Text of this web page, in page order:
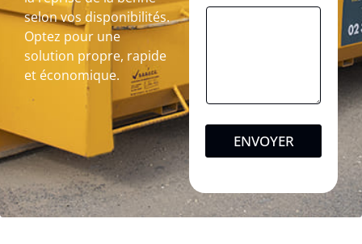
selon vos disponibilités.
Optez pour une
solution propre, rapide
et économique.
ENVOYER